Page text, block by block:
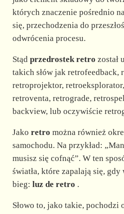
których znaczenie pośrednio
się, przechodzenia do
odwrócenia procesu.
Stąd przedrostek retro został
takich słów jak
retroprojektor,
retroventa, retrograde,
backview, lub oczywiście
Jako retro można również
samochodu. Na przykład:
musisz się cofnąć”. W ten
światła, które zapalają się,
bieg: luz de retro .
Słowo to, jako takie, pochodzi